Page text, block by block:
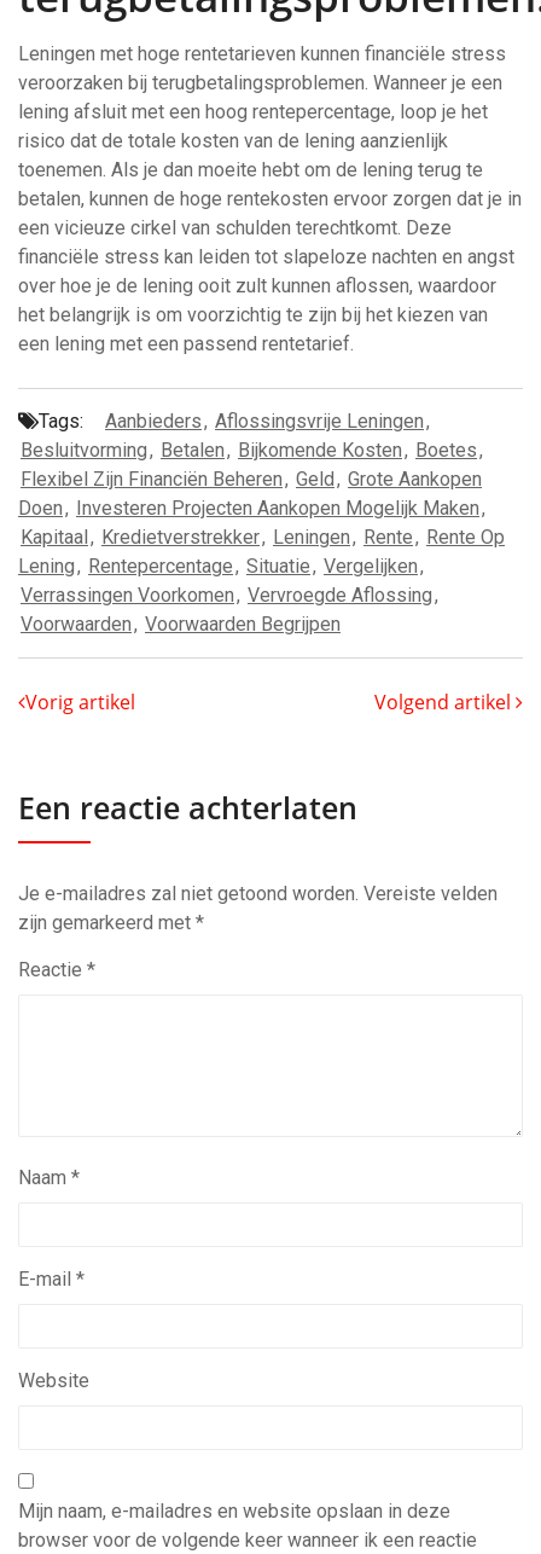
Leningen met hoge rentetarieven kunnen financiële stress
veroorzaken bij terugbetalingsproblemen. Wanneer je een
lening afsluit met een hoog rentepercentage, loop je het
risico dat de totale kosten van de lening aanzienlijk
toenemen. Als je dan moeite hebt om de lening terug te
betalen, kunnen de hoge rentekosten ervoor zorgen dat je in
een vicieuze cirkel van schulden terechtkomt. Deze
financiële stress kan leiden tot slapeloze nachten en angst
over hoe je de lening ooit zult kunnen aflossen, waardoor
het belangrijk is om voorzichtig te zijn bij het kiezen van
een lening met een passend rentetarief.
Tags: Aanbieders, Aflossingsvrije Leningen,
Besluitvorming, Betalen, Bijkomende Kosten, Boetes,
Flexibel Zijn Financiën Beheren, Geld, Grote Aankopen
Doen, Investeren Projecten Aankopen Mogelijk Maken,
Kapitaal, Kredietverstrekker, Leningen, Rente, Rente Op
Lening, Rentepercentage, Situatie, Vergelijken,
Verrassingen Voorkomen, Vervroegde Aflossing,
Voorwaarden, Voorwaarden Begrijpen
Vorig artikel Volgend artikel
Een reactie achterlaten
Je e-mailadres zal niet getoond worden. Vereiste velden
zijn gemarkeerd met *
Reactie *
Naam *
E-mail *
Website
Mijn naam, e-mailadres en website opslaan in deze
browser voor de volgende keer wanneer ik een reactie